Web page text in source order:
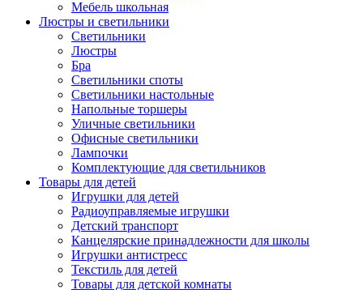
Мебель школьная
Люстры и светильники
Светильники
Люстры
Бра
Светильники споты
Светильники настольные
Напольные торшеры
Уличные светильники
Офисные светильники
Лампочки
Комплектующие для светильников
Товары для детей
Игрушки для детей
Радиоуправляемые игрушки
Детский транспорт
Канцелярские принадлежности для школы
Игрушки антистресс
Текстиль для детей
Товары для детской комнаты